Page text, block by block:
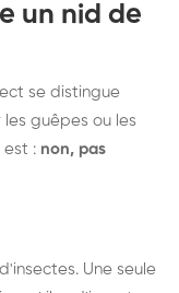
un nid de
se distingue
guêpes ou les
est : non, pas
Une seule